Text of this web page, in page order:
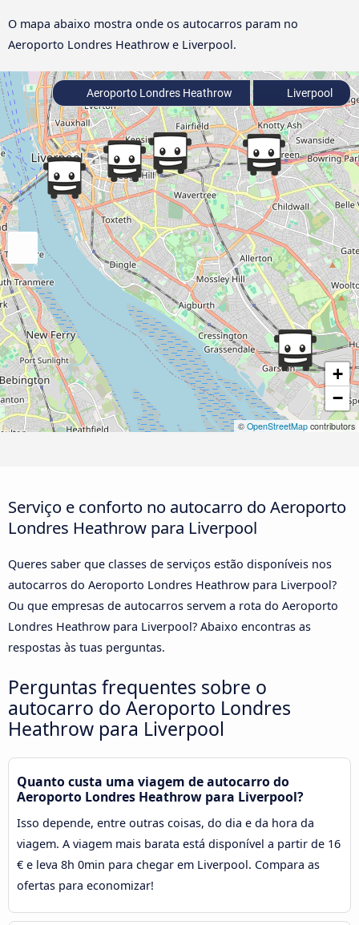
O mapa abaixo mostra onde os autocarros param no
Aeroporto Londres Heathrow e Liverpool.
+
−
© OpenStreetMap contributors
Aeroporto Londres Heathrow Liverpool
Serviço e conforto no autocarro do Aeroporto
Londres Heathrow para Liverpool
Queres saber que classes de serviços estão disponíveis nos
autocarros do Aeroporto Londres Heathrow para Liverpool?
Ou que empresas de autocarros servem a rota do Aeroporto
Londres Heathrow para Liverpool? Abaixo encontras as
respostas às tuas perguntas.
Perguntas frequentes sobre o
autocarro do Aeroporto Londres
Heathrow para Liverpool
Quanto custa uma viagem de autocarro do
Aeroporto Londres Heathrow para Liverpool?
Isso depende, entre outras coisas, do dia e da hora da
viagem. A viagem mais barata está disponível a partir de 16
€ e leva 8h 0min para chegar em Liverpool. Compara as
ofertas para economizar!